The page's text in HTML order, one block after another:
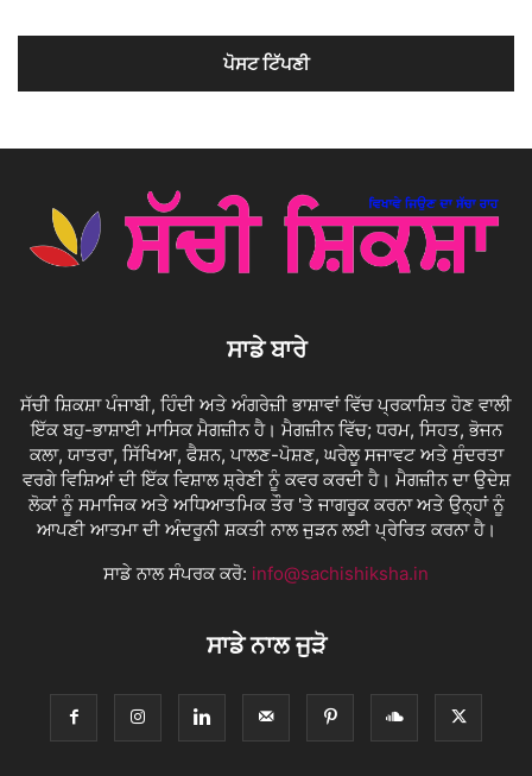
ਸਾਡੇ ਬਾਰੇ
ਸੱਚੀ ਸ਼ਿਕਸ਼ਾ ਪੰਜਾਬੀ, ਹਿੰਦੀ ਅਤੇ ਅੰਗਰੇਜ਼ੀ ਭਾਸ਼ਾਵਾਂ ਵਿੱਚ ਪ੍ਰਕਾਸ਼ਿਤ ਹੋਣ ਵਾਲੀ
ਇੱਕ ਬਹੁ-ਭਾਸ਼ਾਈ ਮਾਸਿਕ ਮੈਗਜ਼ੀਨ ਹੈ। ਮੈਗਜ਼ੀਨ ਵਿੱਚ; ਧਰਮ, ਸਿਹਤ, ਭੋਜਨ
ਕਲਾ, ਯਾਤਰਾ, ਸਿੱਖਿਆ, ਫੈਸ਼ਨ, ਪਾਲਣ-ਪੋਸ਼ਣ, ਘਰੇਲੂ ਸਜਾਵਟ ਅਤੇ ਸੁੰਦਰਤਾ
ਵਰਗੇ ਵਿਸ਼ਿਆਂ ਦੀ ਇੱਕ ਵਿਸ਼ਾਲ ਸ਼੍ਰੇਣੀ ਨੂੰ ਕਵਰ ਕਰਦੀ ਹੈ। ਮੈਗਜ਼ੀਨ ਦਾ ਉਦੇਸ਼
ਲੋਕਾਂ ਨੂੰ ਸਮਾਜਿਕ ਅਤੇ ਅਧਿਆਤਮਿਕ ਤੌਰ 'ਤੇ ਜਾਗਰੂਕ ਕਰਨਾ ਅਤੇ ਉਨ੍ਹਾਂ ਨੂੰ
ਆਪਣੀ ਆਤਮਾ ਦੀ ਅੰਦਰੂਨੀ ਸ਼ਕਤੀ ਨਾਲ ਜੁੜਨ ਲਈ ਪ੍ਰੇਰਿਤ ਕਰਨਾ ਹੈ।
ਸਾਡੇ ਨਾਲ ਸੰਪਰਕ ਕਰੋ: info@sachishiksha.in
ਸਾਡੇ ਨਾਲ ਜੁੜੋ